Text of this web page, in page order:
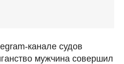
канале судов
мужчина совершил